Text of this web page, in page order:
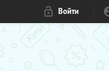
Войти